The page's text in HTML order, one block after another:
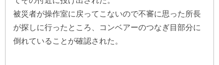
被災者が操作室に戻ってこないので不審に思った所長
が探しに行ったところ、コンベアーのつなぎ目部分に
倒れていることが確認された。